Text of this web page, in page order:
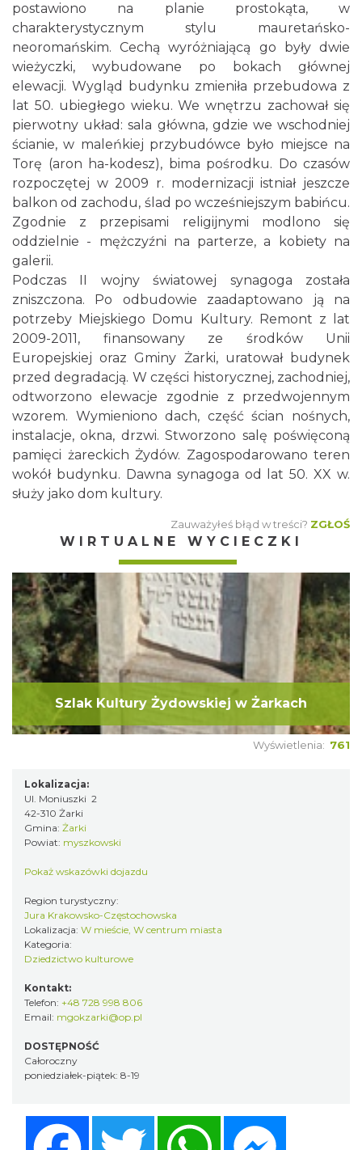
postawiono na planie prostokąta, w
charakterystycznym stylu mauretańsko-
neoromańskim. Cechą wyróżniającą go były dwie
wieżyczki, wybudowane po bokach głównej
elewacji. Wygląd budynku zmieniła przebudowa z
lat 50. ubiegłego wieku. We wnętrzu zachował się
pierwotny układ: sala główna, gdzie we wschodniej
ścianie, w maleńkiej przybudówce było miejsce na
Torę (aron ha-kodesz), bima pośrodku. Do czasów
rozpoczętej w 2009 r. modernizacji istniał jeszcze
balkon od zachodu, ślad po wcześniejszym babińcu.
Zgodnie z przepisami religijnymi modlono się
oddzielnie - mężczyźni na parterze, a kobiety na
galerii.
Podczas II wojny światowej synagoga została
zniszczona. Po odbudowie zaadaptowano ją na
potrzeby Miejskiego Domu Kultury. Remont z lat
2009-2011, finansowany ze środków Unii
Europejskiej oraz Gminy Żarki, uratował budynek
przed degradacją. W części historycznej, zachodniej,
odtworzono elewacje zgodnie z przedwojennym
wzorem. Wymieniono dach, część ścian nośnych,
instalacje, okna, drzwi. Stworzono salę poświęconą
pamięci żareckich Żydów. Zagospodarowano teren
wokół budynku. Dawna synagoga od lat 50. XX w.
służy jako dom kultury.
Zauważyłeś błąd w treści? ZGŁOŚ
WIRTUALNE WYCIECZKI
Szlak Kultury Żydowskiej w Żarkach
Wyświetlenia: 761
Lokalizacja:
Ul. Moniuszki 2
42-310 Żarki
Gmina: Żarki
Powiat: myszkowski
Pokaż wskazówki dojazdu
Region turystyczny:
Jura Krakowsko-Częstochowska
Lokalizacja: W mieście, W centrum miasta
Kategoria:
Dziedzictwo kulturowe
Kontakt:
Telefon: +48 728 998 806
Email: mgokzarki@op.pl
DOSTĘPNOŚĆ
Całoroczny
poniedziałek-piątek: 8-19
Twitter WhatsApp